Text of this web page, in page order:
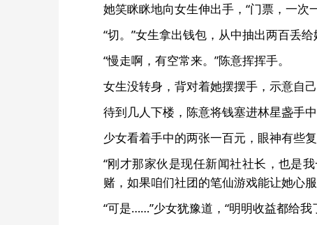
她笑眯眯地向女生伸出手，“门票，一
“切。”女生拿出钱包，从中抽出两百丢给
“慢走啊，有空常来。”陈意挥挥手。
女生没转身，背对着她摆摆手，示意自己
待到几人下楼，陈意将钱塞进林星盏手
少女看着手中的两张一百元，眼神有些复
“刚才那家伙是现任新闻社社长，也是
赌，如果咱们社团的笔仙游戏能让她心
“可是……”少女犹豫道，“明明收益都给